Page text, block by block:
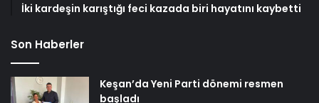
İki kardeşin karıştığı feci kazada biri hayatını kaybetti
Son Haberler
Keşan’da Yeni Parti dönemi resmen
başladı